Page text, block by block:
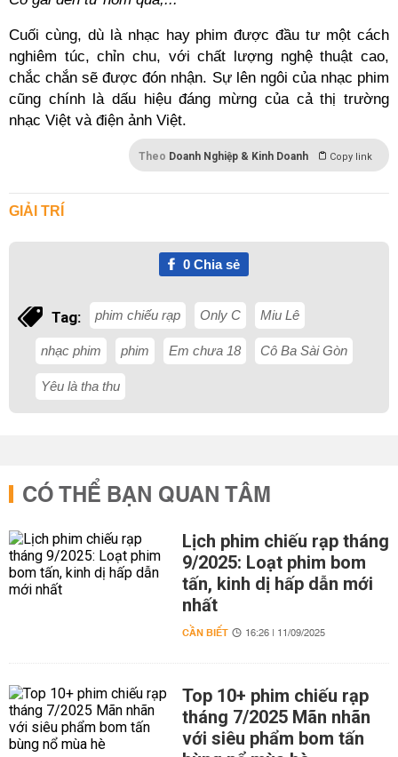
Cuối cùng, dù là nhạc hay phim được đầu tư một cách
nghiêm túc, chỉn chu, với chất lượng nghệ thuật cao,
chắc chắn sẽ được đón nhận. Sự lên ngôi của nhạc phim
cũng chính là dấu hiệu đáng mừng của cả thị trường
nhạc Việt và điện ảnh Việt.
Theo Doanh Nghiệp & Kinh Doanh Copy link
GIẢI TRÍ
0Chia sẻ
Tag: phim chiếu rạp Only C Miu Lê
nhạc phim phim Em chưa 18 Cô Ba Sài Gòn
Yêu là tha thu
CÓ THỂ BẠN QUAN TÂM
Lịch phim chiếu rạp tháng
9/2025: Loạt phim bom
tấn, kinh dị hấp dẫn mới
nhất
CẦN BIẾT 16:26 | 11/09/2025
Top 10+ phim chiếu rạp
tháng 7/2025 Mãn nhãn
với siêu phẩm bom tấn